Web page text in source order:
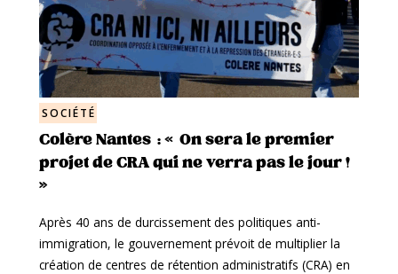
SOCIÉTÉ
Colère Nantes : « On sera le premier
projet de CRA qui ne verra pas le jour !
»
Après 40 ans de durcissement des politiques anti-
immigration, le gouvernement prévoit de multiplier la
création de centres de rétention administratifs (CRA) en